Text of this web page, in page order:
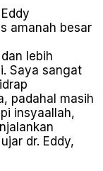
amanah besar
lebih
Saya sangat
padahal masih
insyaallah,
dr. Eddy,